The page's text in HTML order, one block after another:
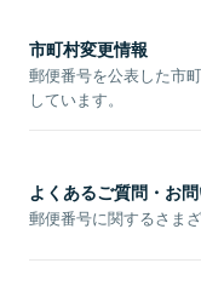
市町村変更情報
郵便番号を公表した市
しています。
よくあるご質問・お
郵便番号に関するさま